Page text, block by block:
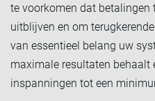
te voorkomen dat betalingen
uitblijven en om
van essentieel belang uw
maximale resultaten behaalt
inspanningen tot een